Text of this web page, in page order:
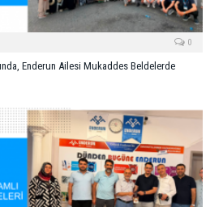
0
Enderun Ailesi Mukaddes Beldelerde